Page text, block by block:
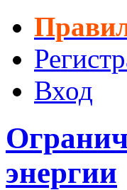
Вход
энергии